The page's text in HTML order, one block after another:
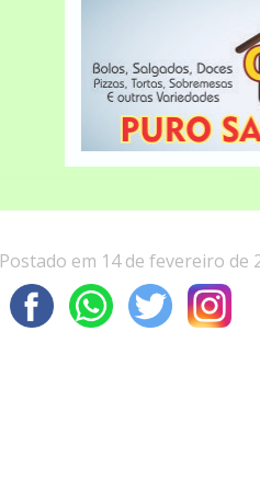
Postado em 14 de fevereiro de